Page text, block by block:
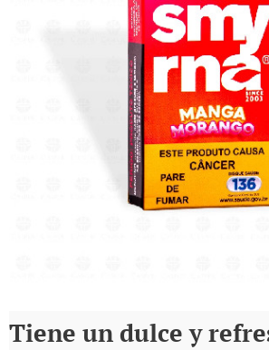
Tiene un dulce y